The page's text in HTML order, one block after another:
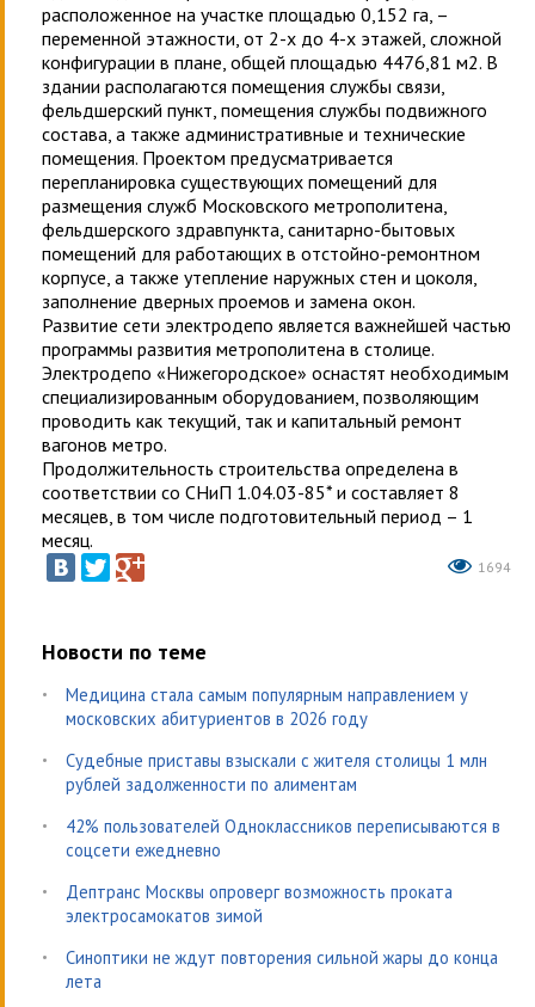
расположенное на участке площадью 0,152 га, –
переменной этажности, от 2-х до 4-х этажей, сложной
конфигурации в плане, общей площадью 4476,81 м2. В
здании располагаются помещения службы связи,
фельдшерский пункт, помещения службы подвижного
состава, а также административные и технические
помещения. Проектом предусматривается
перепланировка существующих помещений для
размещения служб Московского метрополитена,
фельдшерского здравпункта, санитарно-бытовых
помещений для работающих в отстойно-ремонтном
корпусе, а также утепление наружных стен и цоколя,
заполнение дверных проемов и замена окон.
Развитие сети электродепо является важнейшей частью
программы развития метрополитена в столице.
Электродепо «Нижегородское» оснастят необходимым
специализированным оборудованием, позволяющим
проводить как текущий, так и капитальный ремонт
вагонов метро.
Продолжительность строительства определена в
соответствии со СНиП 1.04.03-85* и составляет 8
месяцев, в том числе подготовительный период – 1
месяц.
1694
Новости по теме
Медицина стала самым популярным направлением у
московских абитуриентов в 2026 году
Судебные приставы взыскали с жителя столицы 1 млн
рублей задолженности по алиментам
42% пользователей Одноклассников переписываются в
соцсети ежедневно
Дептранс Москвы опроверг возможность проката
электросамокатов зимой
Синоптики не ждут повторения сильной жары до конца
лета